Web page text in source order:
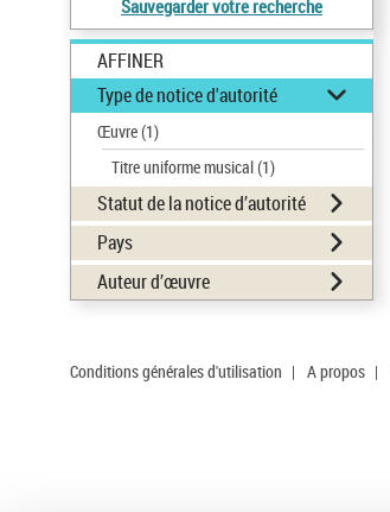
Sauvegarder votre recherche
AFFINER
Type de notice d'autorité
Œuvre(1)
Titre uniforme musical(1)
Statut de la notice d’autorité
Pays
Auteur d’œuvre
Conditions générales d'utilisation | A propos |